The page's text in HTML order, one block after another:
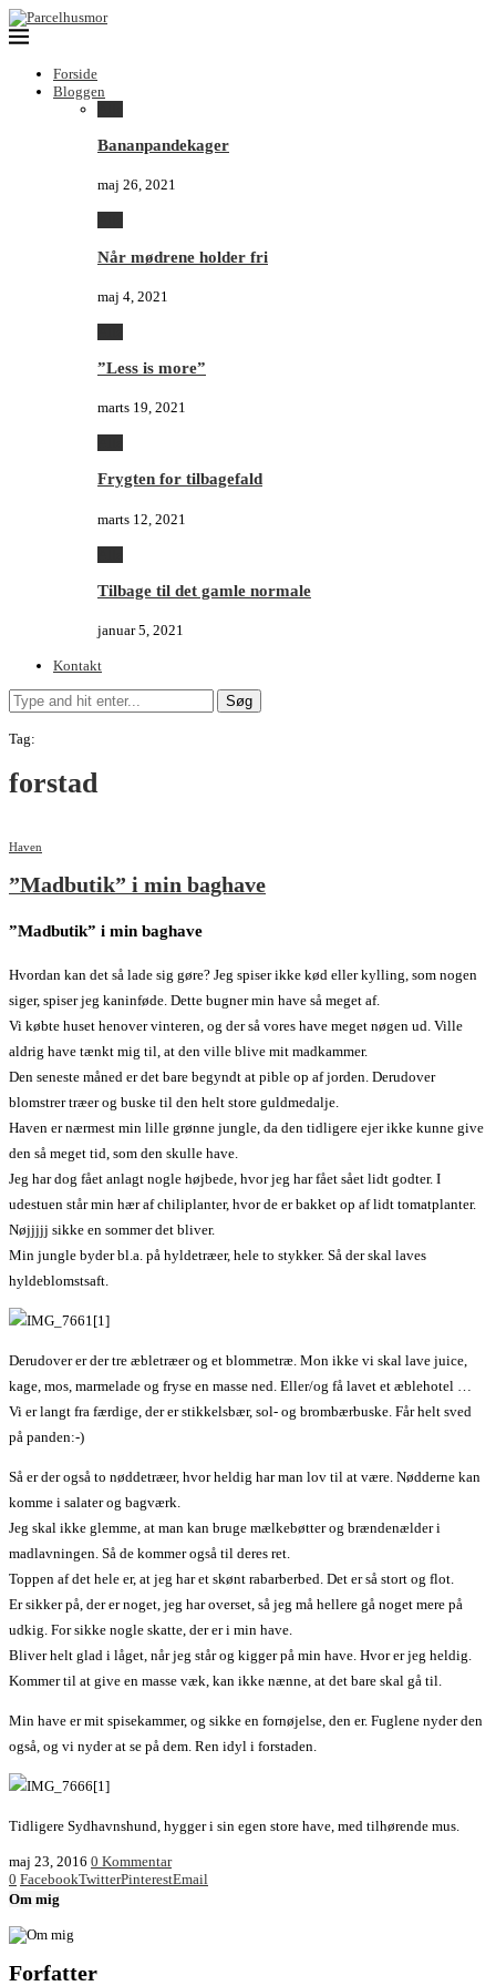
Forside
Bloggen
Bananpandekager
maj 26, 2021
Når mødrene holder fri
maj 4, 2021
”Less is more”
marts 19, 2021
Frygten for tilbagefald
marts 12, 2021
Tilbage til det gamle normale
januar 5, 2021
Kontakt
Søg
Tag:
forstad
Haven
”Madbutik” i min baghave
”Madbutik” i min baghave
Hvordan kan det så lade sig gøre? Jeg spiser ikke kød eller kylling, som nogen
siger, spiser jeg kaninføde. Dette bugner min have så meget af.
Vi købte huset henover vinteren, og der så vores have meget nøgen ud. Ville
aldrig have tænkt mig til, at den ville blive mit madkammer.
Den seneste måned er det bare begyndt at pible op af jorden. Derudover
blomstrer træer og buske til den helt store guldmedalje.
Haven er nærmest min lille grønne jungle, da den tidligere ejer ikke kunne give
den så meget tid, som den skulle have.
Jeg har dog fået anlagt nogle højbede, hvor jeg har fået sået lidt godter. I
udestuen står min hær af chiliplanter, hvor de er bakket op af lidt tomatplanter.
Nøjjjjj sikke en sommer det bliver.
Min jungle byder bl.a. på hyldetræer, hele to stykker. Så der skal laves
hyldeblomstsaft.
Derudover er der tre æbletræer og et blommetræ. Mon ikke vi skal lave juice,
kage, mos, marmelade og fryse en masse ned. Eller/og få lavet et æblehotel …
Vi er langt fra færdige, der er stikkelsbær, sol- og brombærbuske. Får helt sved
på panden:-)
Så er der også to nøddetræer, hvor heldig har man lov til at være. Nødderne kan
komme i salater og bagværk.
Jeg skal ikke glemme, at man kan bruge mælkebøtter og brændenælder i
madlavningen. Så de kommer også til deres ret.
Toppen af det hele er, at jeg har et skønt rabarberbed. Det er så stort og flot.
Er sikker på, der er noget, jeg har overset, så jeg må hellere gå noget mere på
udkig. For sikke nogle skatte, der er i min have.
Bliver helt glad i låget, når jeg står og kigger på min have. Hvor er jeg heldig.
Kommer til at give en masse væk, kan ikke nænne, at det bare skal gå til.
Min have er mit spisekammer, og sikke en fornøjelse, den er. Fuglene nyder den
også, og vi nyder at se på dem. Ren idyl i forstaden.
Tidligere Sydhavnshund, hygger i sin egen store have, med tilhørende mus.
maj 23, 2016 0 Kommentar
0 FacebookTwitterPinterestEmail
Om mig
Forfatter